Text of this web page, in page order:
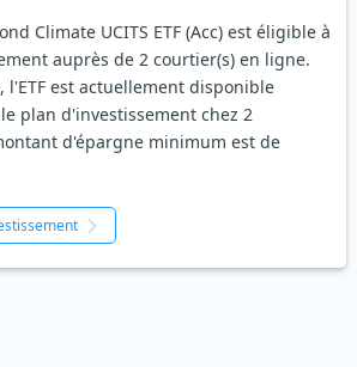
Climate UCITS ETF (Acc) est éligible à
auprès de 2 courtier(s) en ligne.
l'ETF est actuellement disponible
plan d'investissement chez 2
d'épargne minimum est de